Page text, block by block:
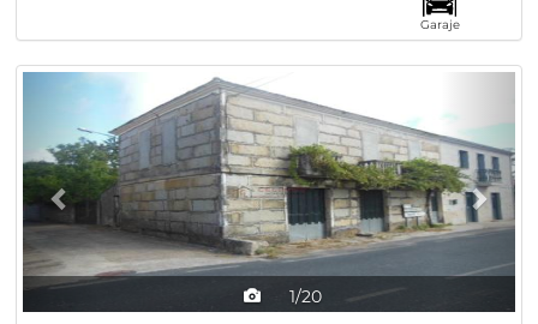
Garaje
1/20
Previous